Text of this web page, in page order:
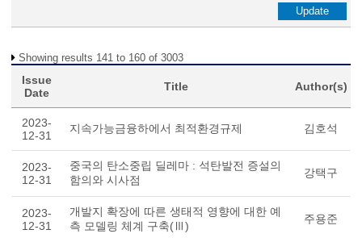
Showing results 141 to 160 of 3003
Issue
Date
Title Author(s)
2023-
12-31
지속가능금융하에서 최적환경규제 김호석
2023-
12-31
중국의 탄소중립 딜레마 : 석탄발전 증설의
함의와 시사점
강택구
2023-
12-31
개발지 확장에 따른 생태적 영향에 대한 예
측 모델링 체계 구축(Ⅲ)
주용준